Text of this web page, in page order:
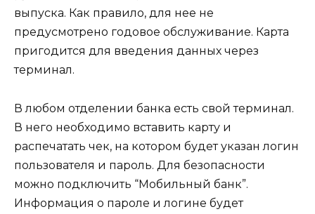
выпуска. Как правило, для нее не
предусмотрено годовое обслуживание. Карта
пригодится для введения данных через
терминал.
В любом отделении банка есть свой терминал.
В него необходимо вставить карту и
распечатать чек, на котором будет указан логин
пользователя и пароль. Для безопасности
можно подключить “Мобильный банк”.
Информация о пароле и логине будет